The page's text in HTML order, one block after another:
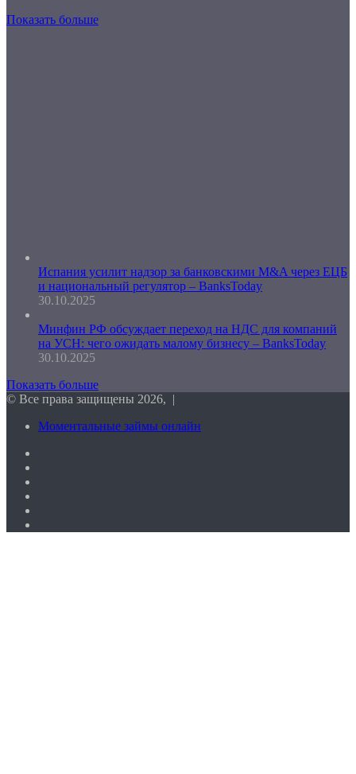
Показать больше
Испания усилит надзор за банковскими M&A через ЕЦБ
и национальный регулятор – BanksToday
30.10.2025
Минфин РФ обсуждает переход на НДС для компаний
на УСН: чего ожидать малому бизнесу – BanksToday
30.10.2025
Показать больше
© Все права защищены 2026, |
Моментальные займы онлайн